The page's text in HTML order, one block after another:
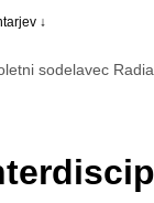
↓
sodelavec